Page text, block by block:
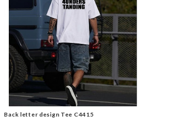
Back letter design Tee C4415